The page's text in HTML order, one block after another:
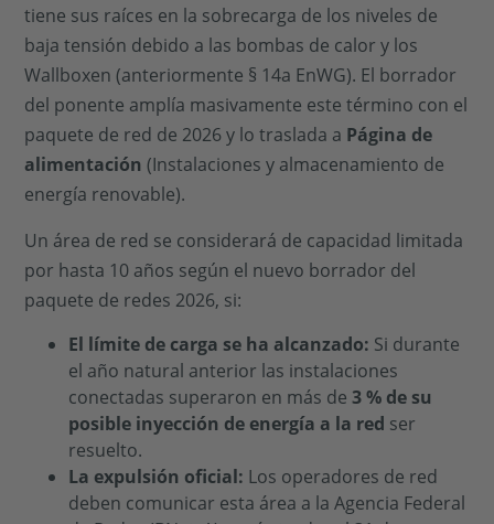
tiene sus raíces en la sobrecarga de los niveles de
baja tensión debido a las bombas de calor y los
Wallboxen (anteriormente § 14a EnWG). El borrador
del ponente amplía masivamente este término con el
paquete de red de 2026 y lo traslada a Página de
alimentación (Instalaciones y almacenamiento de
energía renovable).
Un área de red se considerará de capacidad limitada
por hasta 10 años según el nuevo borrador del
paquete de redes 2026, si:
El límite de carga se ha alcanzado: Si durante
el año natural anterior las instalaciones
conectadas superaron en más de3 % de su
posible inyección de energía a la red ser
resuelto.
La expulsión oficial: Los operadores de red
deben comunicar esta área a la Agencia Federal